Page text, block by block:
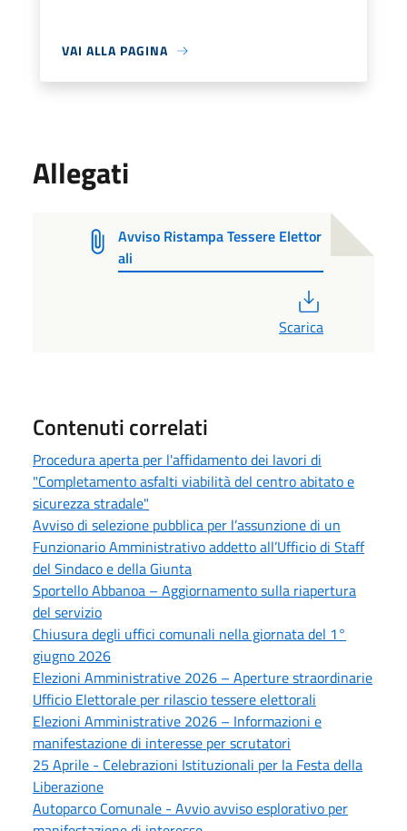
VAI ALLA PAGINA
Allegati
Avviso Ristampa Tessere Elettor
ali
Scarica
Contenuti correlati
Procedura aperta per l'affidamento dei lavori di
"Completamento asfalti viabilità del centro abitato e
sicurezza stradale"
Avviso di selezione pubblica per l’assunzione di un
Funzionario Amministrativo addetto all’Ufficio di Staff
del Sindaco e della Giunta
Sportello Abbanoa – Aggiornamento sulla riapertura
del servizio
Chiusura degli uffici comunali nella giornata del 1°
giugno 2026
Elezioni Amministrative 2026 – Aperture straordinarie
Ufficio Elettorale per rilascio tessere elettorali
Elezioni Amministrative 2026 – Informazioni e
manifestazione di interesse per scrutatori
25 Aprile - Celebrazioni Istituzionali per la Festa della
Liberazione
Autoparco Comunale - Avvio avviso esplorativo per